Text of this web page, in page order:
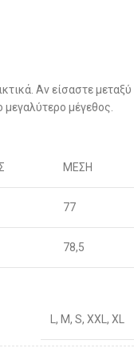
Αν είσαστε μεταξύ
μεγαλύτερο μέγεθος.
ΜΕΣΗ
77
78,5
81,5
L, M, S, XXL, XL